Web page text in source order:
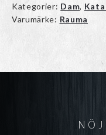
Kategorier: Dam,
Varumärke: Rauma